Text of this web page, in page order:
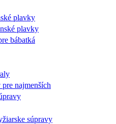
plavky
plavky
bábatká
pre najmenších
súpravy